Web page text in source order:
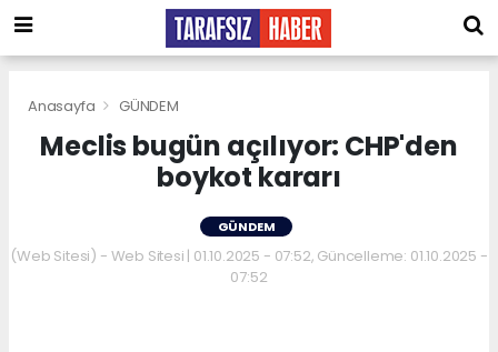
Anasayfa GÜNDEM
Meclis bugün açılıyor: CHP'den
boykot kararı
GÜNDEM
(Web Sitesi) - Web Sitesi | 01.10.2025 - 07:52, Güncelleme: 01.10.2025 -
07:52